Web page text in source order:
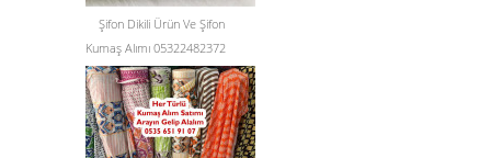
Şifon Dikili Ürün Ve Şifon
Kumaş Alımı 05322482372